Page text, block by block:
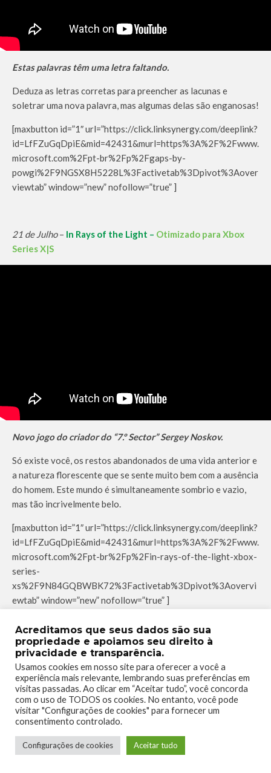
Estas palavras têm uma letra faltando.
Deduza as letras corretas para preencher as lacunas e
soletrar uma nova palavra, mas algumas delas são enganosas!
[maxbutton id=”1″ url=”https://click.linksynergy.com/deeplink?
id=LfFZuGqDpiE&mid=42431&murl=https%3A%2F%2Fwww.
microsoft.com%2Fpt-br%2Fp%2Fgaps-by-
powgi%2F9NGSX8H5228L%3Factivetab%3Dpivot%3Aover
viewtab” window=”new” nofollow=”true” ]
21 de Julho– In Rays of the Light – Otimizado para Xbox
Series X|S
Novo jogo do criador do “7.º Sector” Sergey Noskov.
Só existe você, os restos abandonados de uma vida anterior e
a natureza florescente que se sente muito bem com a ausência
do homem. Este mundo é simultaneamente sombrio e vazio,
mas tão incrivelmente belo.
[maxbutton id=”1″ url=”https://click.linksynergy.com/deeplink?
id=LfFZuGqDpiE&mid=42431&murl=https%3A%2F%2Fwww.
microsoft.com%2Fpt-br%2Fp%2Fin-rays-of-the-light-xbox-
series-
xs%2F9N84GQBWBK72%3Factivetab%3Dpivot%3Aovervi
ewtab” window=”new” nofollow=”true” ]
21 de Julho–The Last Rolling Hero – Xbox Play Anywhere
Acreditamos que seus dados são sua
propriedade e apoiamos seu direito à
privacidade e transparência.
Usamos cookies em nosso site para oferecer a você a
experiência mais relevante, lembrando suas preferências em
visitas passadas. Ao clicar em “Aceitar tudo”, você concorda
com o uso de TODOS os cookies. No entanto, você pode
visitar "Configurações de cookies" para fornecer um
consentimento controlado.
Configurações de cookies Aceitar tudo